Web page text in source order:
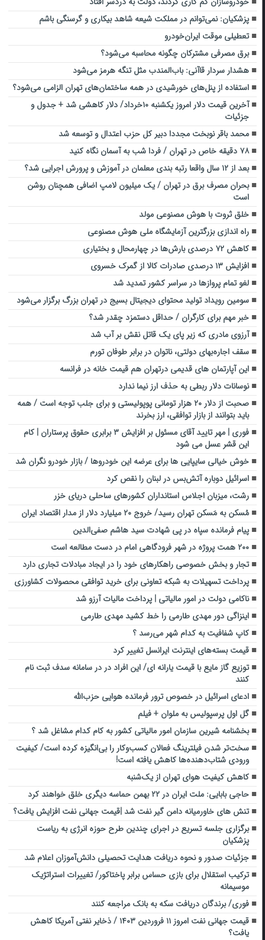
پزشکیان: نمی‌توانم در مملکت شیعه شاهد بیکاری و گرسنگی باشم
تعطیلی موقت ایران‌خودرو
برق مصرفی مشترکان چگونه محاسبه می‌شود؟
هشدار سردار قاآنی: باب‌المندب مثل تنگه هرمز می‌شود
استفاده از پنل‌های خورشیدی در همه ساختمان‌های تهران الزامی می‌شود؟
آخرین قیمت دلار امروز یکشنبه ۱۰خرداد/ دلار کاهشی شد +‌ جدول و
جزئیات
محمد باقر نوبخت مجددا دبیر کل حزب اعتدال و توسعه شد
۷۸ دقیقه خاص در تهران / فردا شب به آسمان نگاه کنید
بعد از ۱۲ سال واقعا رتبه بندی معلمان در آموزش و پرورش اجرایی شد؟
بحران مصرف برق در تهران / یک میلیون لامپ اضافی همچنان روشن
است
خلق ثروت با هوش مصنوعی مولد
راه اندازی بزرگترین آزمایشگاه ملی هوش مصنوعی
کاهش ۷۲ درصدی بارش‌ها در چهارمحال و بختیاری
افزایش ۱۳ درصدی صادرات کالا از گمرک خسروی
لغو تمام پروازها در سراسر کشور تمدید شد
سومین رویداد تولید محتوای دیجیتال بسیج در تهران بزرگ برگزار می‌شود
خبر مهم برای کارگران / حداقل دستمزد چقدر شد؟
آرزوی مادری که زیر پای یک قاتل نقش بر آب شد
سقف اجاره‌بهای دولتی، ناتوان در برابر طوفان تورم
این آپارتمان های قدیمی درتهران هم قیمت خانه در فرانسه
نوسانات دلار ربطی به حذف ارز نیما ندارد
صحبت از دلار ۲۰ هزار تومانی پوپولیستی و برای جلب توجه است / همه
باید بتوانند از بازار توافقی، ارز بخرند
فوری | مهر تایید آقای مسئول بر افزایش ۳ برابری حقوق پرستاران | کام
این قشر عسل می شود
خوش خیالی سایپایی ها برای عرضه این خودروها / بازار خودرو نگران شد
اسرائیل دوباره آتش‌بس در لبنان را نقص کرد
رشت، میزبان اجلاس استانداران کشورهای ساحلی دریای خزر
مُسکن به مَسکن تهران رسید/ خروج ۲۰ میلیارد دلار از مدار اقتصاد ایران
پیام فرمانده سپاه در پی شهادت سید هاشم صفی‌الدین
۲۰۰ همت پروژه در شهر فرودگاهی امام در دست مطالعه است
تجار و بخش خصوصی راهکارهای خود را در ایجاد مبادلات تجاری دارد
پرداخت تسهیلات به شبکه تعاونی برای خرید توافقی محصولات کشاورزی
ناکامی دولت در امور مالیاتی | پرداخت مالیات آرزو شد
اینزاگی دور مهدی طارمی را خط کشید مهدی طارمی
کاپ شفافیت به کدام شهر می‌رسد ؟
قیمت بسته‌های اینترنت ایرانسل تغییر کرد
توزیع گاز مایع با قیمت یارانه ای/ این افراد در در سامانه سدف ثبت نام
کنند
ادعای اسرائیل در خصوص ترور فرمانده هوایی حزب‌الله
گل اول پرسپولیس به ملوان + فیلم
بخشنامه شیرین سازمان امور مالیاتی کشور به کام کدام مشاغل شد ؟
سخت‌تر شدن فیلترینگ فعالان کسب‌وکار را بی‌انگیزه کرده است/ کیفیت
ورودی شتاب‌دهنده‌ها کاهش یافته است!
کاهش کیفیت هوای تهران از یک‌شنبه
حاجی بابایی: ملت ایران در ۲۲ بهمن حماسه دیگری خلق خواهند کرد
تنش های خاورمیانه دامن گیر نفت شد |قیمت جهانی نفت افزایش یافت؟
برگزاری جلسه تسریع در اجرای چندین طرح حوزه انرژی به ریاست
پزشکیان
جزئیات صدور و نحوه دریافت هدایت تحصیلی دانش‌آموزان اعلام شد
ترکیب استقلال برای بازی حساس برابر پاختاکور/ تغییرات استراتژیک
موسیمانه
فوری/ برندگان دریافت سکه به بانک مراجعه کنند
قیمت جهانی نفت امروز ۱۱ فروردین ۱۴۰۳ / ذخایر نفتی آمریکا کاهش
یافت؟